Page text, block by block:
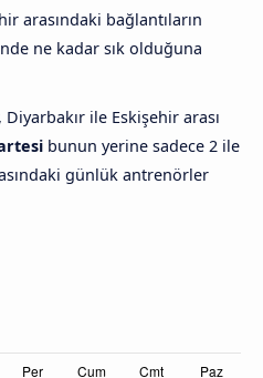
arasındaki bağlantıların
ne kadar sık olduğuna
ile Eskişehir arası
bunun yerine sadece 2 ile
günlük antrenörler